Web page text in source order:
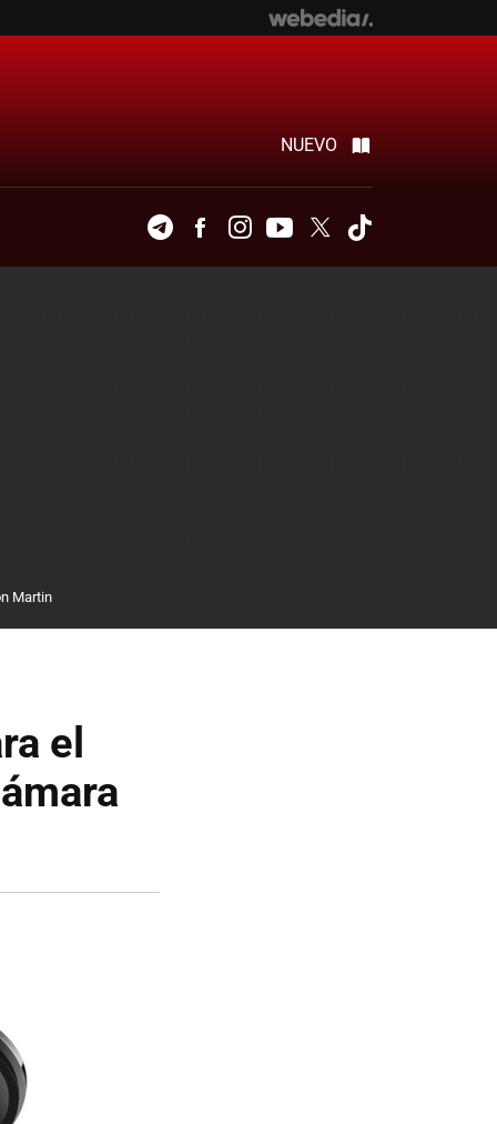
NUEVO
TelegramFacebookInstagramYoutubeTwitter
Martin
el